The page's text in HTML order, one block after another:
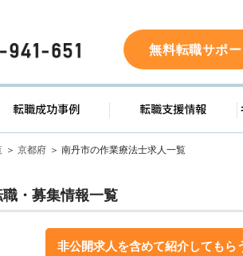
0120-941-651 無料転職サポ
検索 転職成功事例
京都府 南丹市の作業療法士求人一覧
・募集情報一覧
非公開求人を含めて紹介してもら